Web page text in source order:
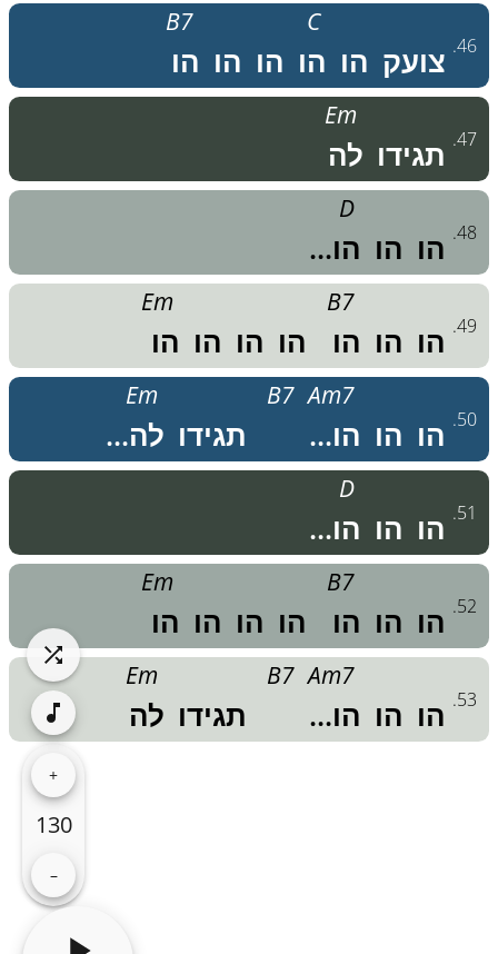
+
130
–
46
. צועק הו
C
הו הו הו
B7
הו
47
. תגידו
Em
לה
48
. הו הו
D
הו...
49
. הו הו
B7
הו הו הו הו
Em
הו
50
. הו הו
Am7
B7
הו... תגידו
Em
לה...
51
. הו הו
D
הו...
52
. הו הו
B7
הו הו הו הו
Em
הו
53
. הו הו
Am7
B7
הו... תגידו
Em
לה